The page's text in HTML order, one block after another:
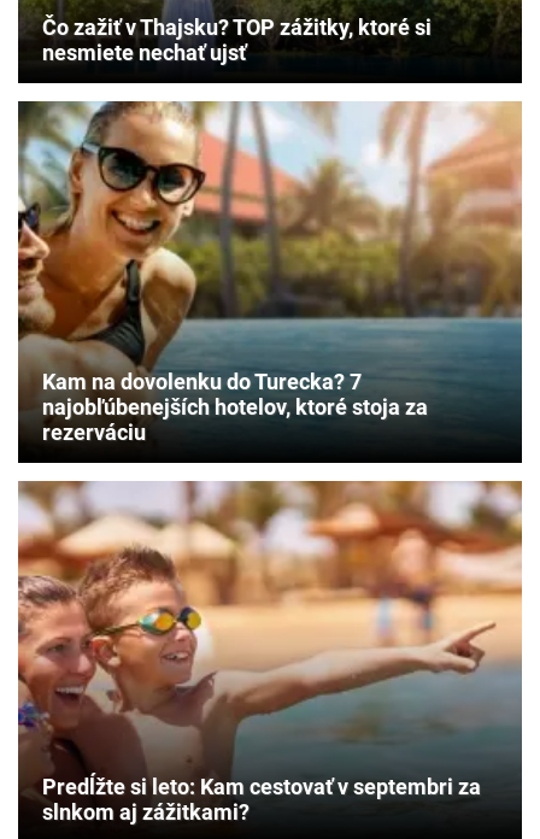
Čo zažiť v Thajsku? TOP zážitky, ktoré si
nesmiete nechať ujsť
Kam na dovolenku do Turecka? 7
najobľúbenejších hotelov, ktoré stoja za
rezerváciu
Predĺžte si leto: Kam cestovať v septembri za
slnkom aj zážitkami?